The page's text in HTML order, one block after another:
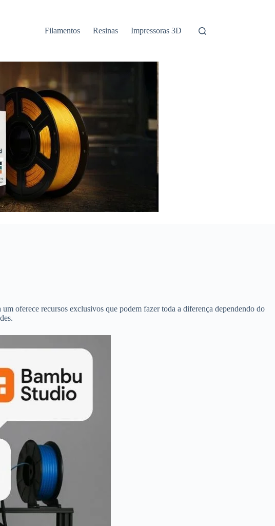
Filamentos Resinas Impressoras 3D
oferece recursos exclusivos que podem fazer toda a diferença dependendo do